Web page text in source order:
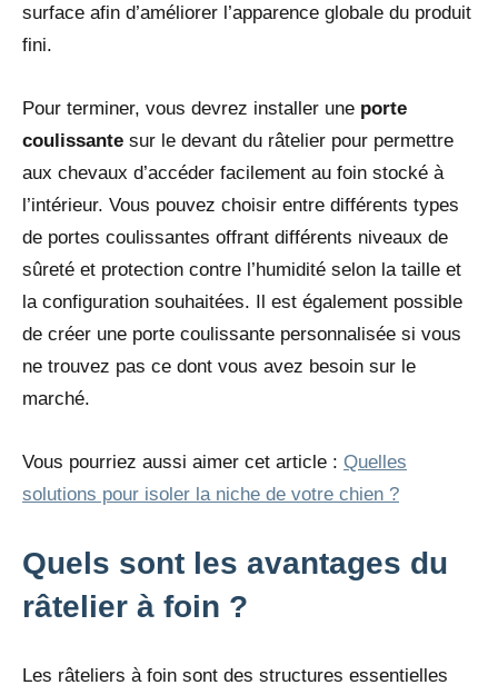
surface afin d’améliorer l’apparence globale du produit
fini.
Pour terminer, vous devrez installer une porte
coulissante sur le devant du râtelier pour permettre
aux chevaux d’accéder facilement au foin stocké à
l’intérieur. Vous pouvez choisir entre différents types
de portes coulissantes offrant différents niveaux de
sûreté et protection contre l’humidité selon la taille et
la configuration souhaitées. Il est également possible
de créer une porte coulissante personnalisée si vous
ne trouvez pas ce dont vous avez besoin sur le
marché.
Vous pourriez aussi aimer cet article : Quelles
solutions pour isoler la niche de votre chien ?
Quels sont les avantages du
râtelier à foin ?
Les râteliers à foin sont des structures essentielles